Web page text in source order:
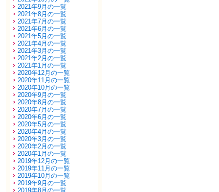
2021年9月の一覧
2021年8月の一覧
2021年7月の一覧
2021年6月の一覧
2021年5月の一覧
2021年4月の一覧
2021年3月の一覧
2021年2月の一覧
2021年1月の一覧
2020年12月の一覧
2020年11月の一覧
2020年10月の一覧
2020年9月の一覧
2020年8月の一覧
2020年7月の一覧
2020年6月の一覧
2020年5月の一覧
2020年4月の一覧
2020年3月の一覧
2020年2月の一覧
2020年1月の一覧
2019年12月の一覧
2019年11月の一覧
2019年10月の一覧
2019年9月の一覧
2019年8月の一覧